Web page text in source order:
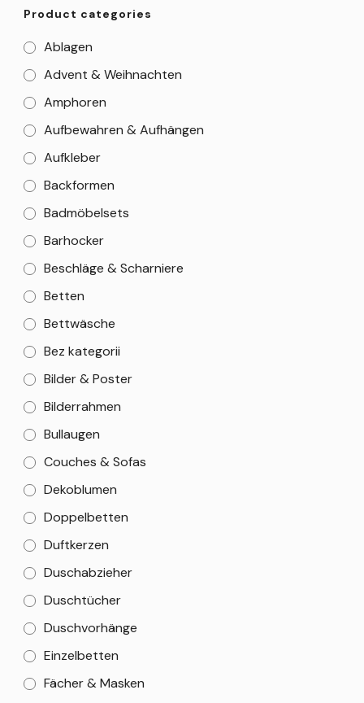
Product categories
Ablagen
Advent & Weihnachten
Amphoren
Aufbewahren & Aufhängen
Aufkleber
Backformen
Badmöbelsets
Barhocker
Beschläge & Scharniere
Betten
Bettwäsche
Bez kategorii
Bilder & Poster
Bilderrahmen
Bullaugen
Couches & Sofas
Dekoblumen
Doppelbetten
Duftkerzen
Duschabzieher
Duschtücher
Duschvorhänge
Einzelbetten
Fächer & Masken